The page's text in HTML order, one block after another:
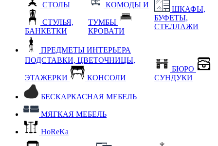
СТОЛЫ
СТУЛЬЯ,
БАНКЕТКИ
КОМОДЫ И
ТУМБЫ
КРОВАТИ
ШКАФЫ,
БУФЕТЫ,
СТЕЛЛАЖИ
ПРЕДМЕТЫ ИНТЕРЬЕРА
ПОДСТАВКИ, ЦВЕТОЧНИЦЫ,
ЭТАЖЕРКИ КОНСОЛИ
БЮРО
СУНДУКИ
БЕСКАРКАСНАЯ МЕБЕЛЬ
МЯГКАЯ МЕБЕЛЬ
HoReKa